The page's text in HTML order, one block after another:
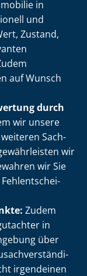
in
und
Zustand,
auf Wunsch
durch
wir unsere
Sach­
wir
wir Sie
Zudem
in
über
irgendeinen